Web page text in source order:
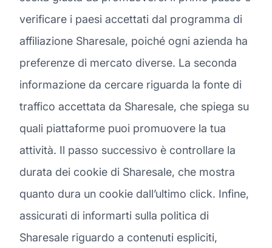
verificare i paesi accettati dal programma di
affiliazione Sharesale, poiché ogni azienda ha
preferenze di mercato diverse. La seconda
informazione da cercare riguarda la fonte di
traffico accettata da Sharesale, che spiega su
quali piattaforme puoi promuovere la tua
attività. Il passo successivo è controllare la
durata dei cookie di Sharesale, che mostra
quanto dura un cookie dall’ultimo click. Infine,
assicurati di informarti sulla politica di
Sharesale riguardo a contenuti espliciti,